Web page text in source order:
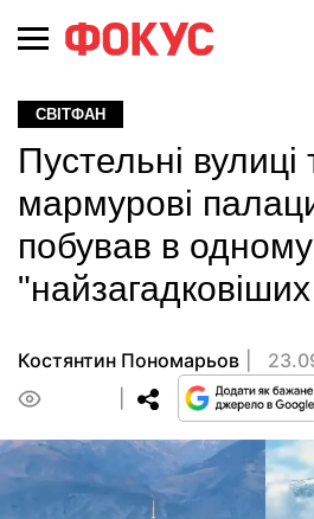
СВІТФАН
Пустельні вулиці
мармурові
побував в
Костянтин Пономарьов